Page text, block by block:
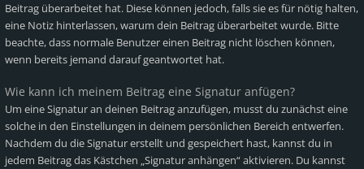
Beitrag überarbeitet hat. Diese können jedoch, falls sie es für nötig halten,
eine Notiz hinterlassen, warum dein Beitrag überarbeitet wurde. Bitte
beachte, dass normale Benutzer einen Beitrag nicht löschen können,
wenn bereits jemand darauf geantwortet hat.
Wie kann ich meinem Beitrag eine Signatur anfügen?
Um eine Signatur an deinen Beitrag anzufügen, musst du zunächst eine
solche in den Einstellungen in deinem persönlichen Bereich entwerfen.
Nachdem du die Signatur erstellt und gespeichert hast, kannst du in
jedem Beitrag das Kästchen „Signatur anhängen“ aktivieren. Du kannst